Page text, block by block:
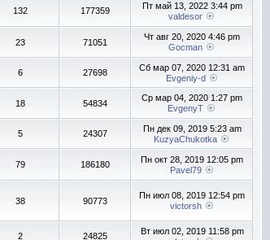
132 177359
Пт май 13, 2022 3:44 pm
valdesor
23 71051
Чт авг 20, 2020 4:46 pm
Gocman
6 27698
Сб мар 07, 2020 12:31 am
Evgeniy-d
18 54834
Ср мар 04, 2020 1:27 pm
EvgenyT
5 24307
Пн дек 09, 2019 5:23 am
KuzyaChukotka
79 186180
Пн окт 28, 2019 12:05 pm
Pavel79
38 90773
Пн июл 08, 2019 12:54 pm
victorsh
2 24825
Вт июл 02, 2019 11:58 pm